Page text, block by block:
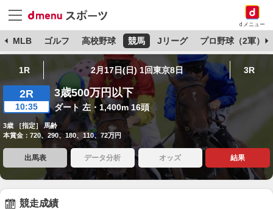
dメニュー
MLB ゴルフ 高校野球 競馬 Jリーグ プロ野球（2軍）
1R 2月17日(日) 1回東京8日 3R
2R
10:35
3歳500万円以下
ダート 左・1,400m 16頭
3歳 ［指定］ 馬齢
本賞金：720、290、180、110、72万円
出馬表 データ分析 オッズ 結果
競走成績